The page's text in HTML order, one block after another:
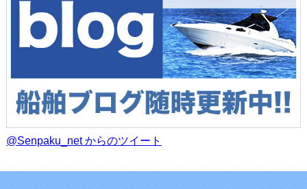
@Senpaku_net からのツイート